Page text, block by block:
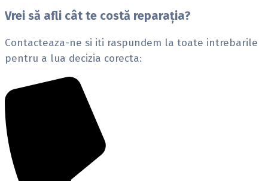
Vrei să afli cât te costă reparația?
Contacteaza-ne si iti raspundem la toate intrebarile
pentru a lua decizia corecta: